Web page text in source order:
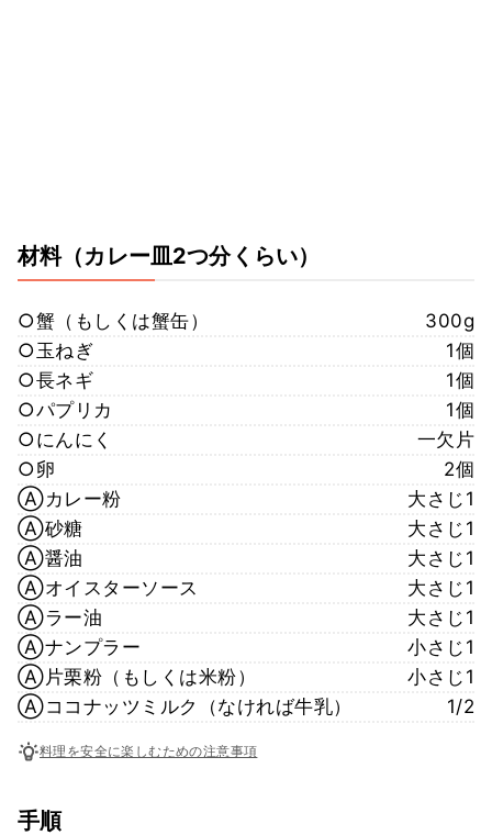
材料（カレー皿2つ分くらい）
○蟹（もしくは蟹缶）
300g
○玉ねぎ
1個
○長ネギ
1個
○パプリカ
1個
○にんにく
一欠片
○卵
2個
Ⓐカレー粉
大さじ1
Ⓐ砂糖
大さじ1
Ⓐ醤油
大さじ1
Ⓐオイスターソース
大さじ1
Ⓐラー油
大さじ1
Ⓐナンプラー
小さじ1
Ⓐ片栗粉（もしくは米粉）
小さじ1
Ⓐココナッツミルク（なければ牛乳）
1/2
料理を安全に楽しむための注意事項
手順